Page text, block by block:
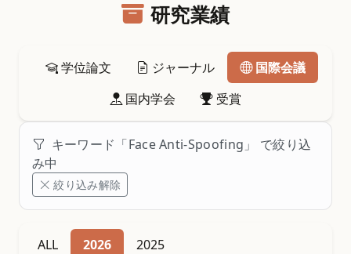
研究業績
学位論文 ジャーナル
国際会議
国内学会
受賞
キーワード「Face Anti-Spoofing」 で絞り込
み中
絞り込み解除
ALL 2026 2025